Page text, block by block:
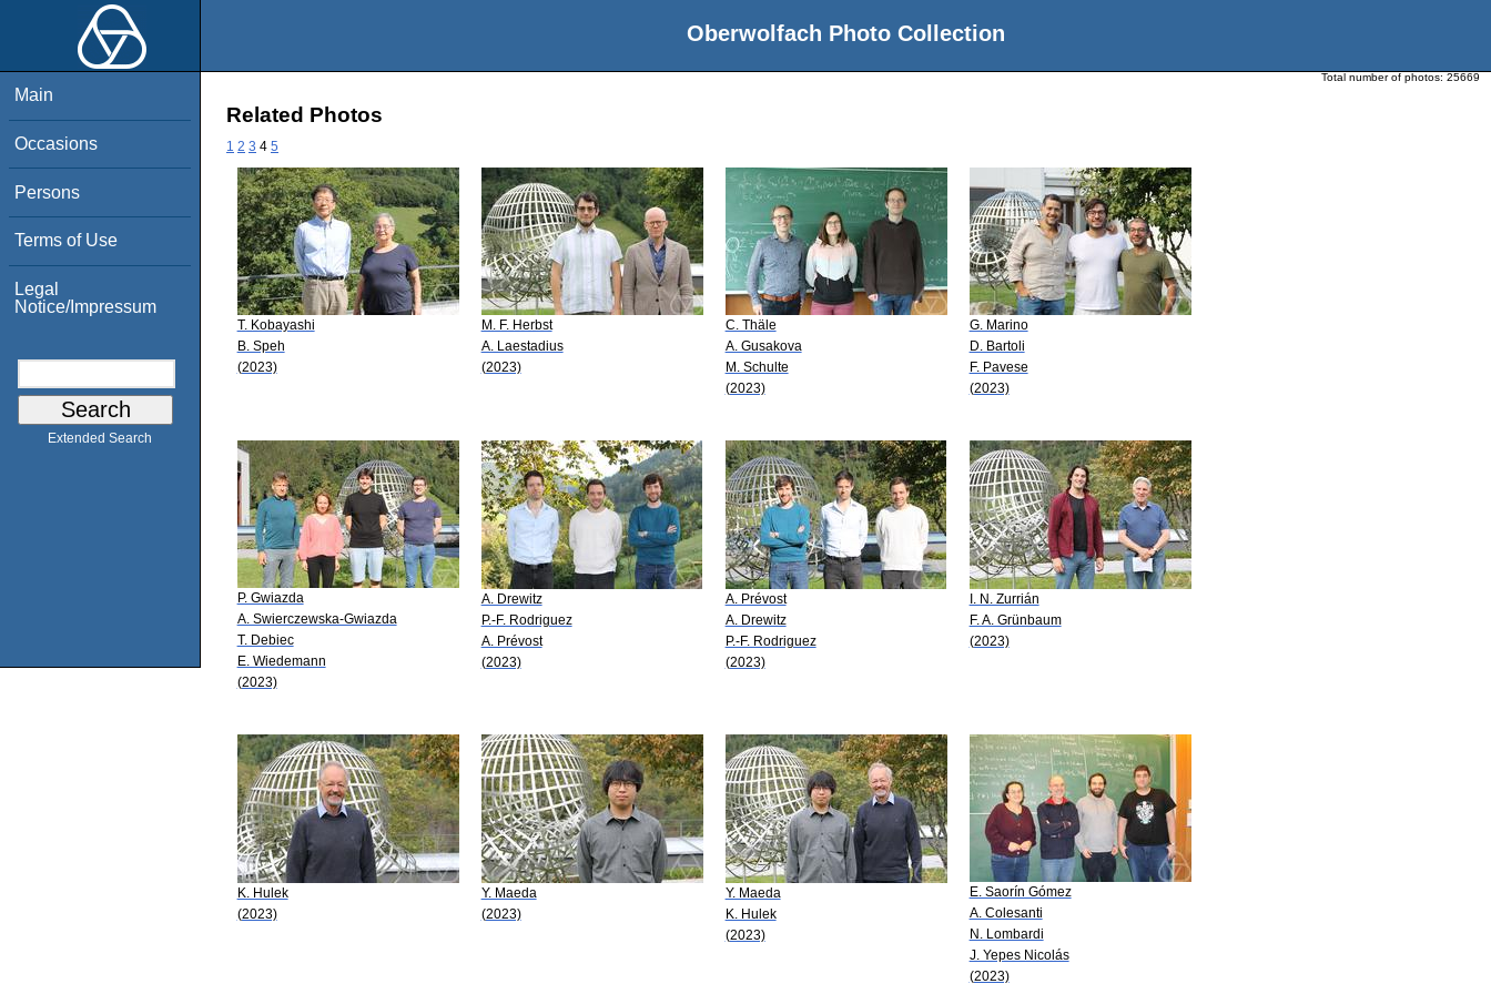
Oberwolfach Photo Collection
Main
Occasions
Persons
Terms of Use
Legal
Notice/Impressum
Extended Search
Total number of photos: 25669
Related Photos
1 2 3 4 5
T. Kobayashi
B. Speh
(2023)
M. F. Herbst
A. Laestadius
(2023)
C. Thäle
A. Gusakova
M. Schulte
(2023)
G. Marino
D. Bartoli
F. Pavese
(2023)
P. Gwiazda
A. Swierczewska-Gwiazda
T. Debiec
E. Wiedemann
(2023)
A. Drewitz
P.-F. Rodriguez
A. Prévost
(2023)
A. Prévost
A. Drewitz
P.-F. Rodriguez
(2023)
I. N. Zurrián
F. A. Grünbaum
(2023)
K. Hulek
(2023)
Y. Maeda
(2023)
Y. Maeda
K. Hulek
(2023)
E. Saorín Gómez
A. Colesanti
N. Lombardi
J. Yepes Nicolás
(2023)